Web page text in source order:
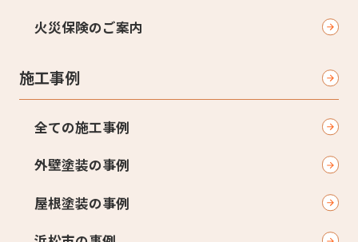
火災保険のご案内
施工事例
全ての施工事例
外壁塗装の事例
屋根塗装の事例